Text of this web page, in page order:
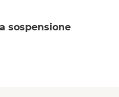
sospensione